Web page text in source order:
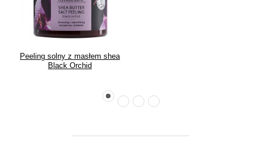
Peeling solny z masłem shea
Black Orchid